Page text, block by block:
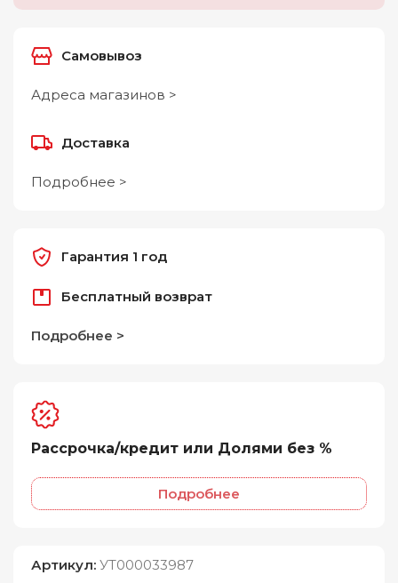
Самовывоз
Адреса магазинов >
Доставка
Подробнее >
Гарантия 1 год
Бесплатный возврат
Подробнее >
Рассрочка/кредит или Долями без %
Подробнее
Артикул:УТ000033987